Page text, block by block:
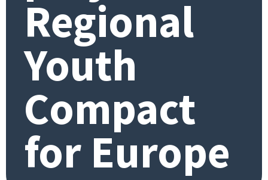
Regional
Youth
Compact
for Europe